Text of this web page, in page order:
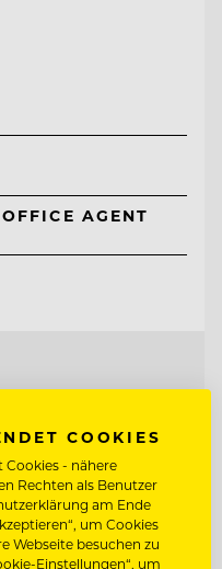
AGENT
COOKIES
Cookies - nähere
Rechten als Benutzer
am Ende
um Cookies
Webseite besuchen zu
Einstellungen“, um